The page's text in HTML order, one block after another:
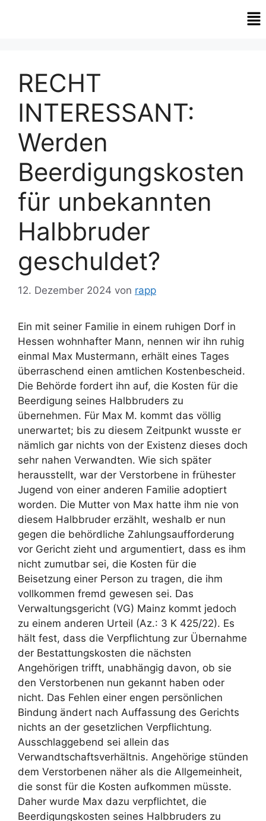
RECHT
INTERESSANT:
Werden
Beerdigungskosten
für unbekannten
Halbbruder
geschuldet?
12. Dezember 2024 von rapp
Ein mit seiner Familie in einem ruhigen Dorf in
Hessen wohnhafter Mann, nennen wir ihn ruhig
einmal Max Mustermann, erhält eines Tages
überraschend einen amtlichen Kostenbescheid.
Die Behörde fordert ihn auf, die Kosten für die
Beerdigung seines Halbbruders zu
übernehmen. Für Max M. kommt das völlig
unerwartet; bis zu diesem Zeitpunkt wusste er
nämlich gar nichts von der Existenz dieses doch
sehr nahen Verwandten. Wie sich später
herausstellt, war der Verstorbene in frühester
Jugend von einer anderen Familie adoptiert
worden. Die Mutter von Max hatte ihm nie von
diesem Halbbruder erzählt, weshalb er nun
gegen die behördliche Zahlungsaufforderung
vor Gericht zieht und argumentiert, dass es ihm
nicht zumutbar sei, die Kosten für die
Beisetzung einer Person zu tragen, die ihm
vollkommen fremd gewesen sei. Das
Verwaltungsgericht (VG) Mainz kommt jedoch
zu einem anderen Urteil (Az.: 3 K 425/22). Es
hält fest, dass die Verpflichtung zur Übernahme
der Bestattungskosten die nächsten
Angehörigen trifft, unabhängig davon, ob sie
den Verstorbenen nun gekannt haben oder
nicht. Das Fehlen einer engen persönlichen
Bindung ändert nach Auffassung des Gerichts
nichts an der gesetzlichen Verpflichtung.
Ausschlaggebend sei allein das
Verwandtschaftsverhältnis. Angehörige stünden
dem Verstorbenen näher als die Allgemeinheit,
die sonst für die Kosten aufkommen müsste.
Daher wurde Max dazu verpflichtet, die
Beerdigungskosten seines Halbbruders zu